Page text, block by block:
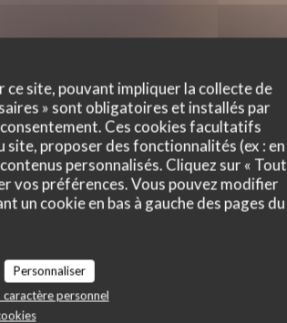
site, pouvant impliquer la collecte de
» sont obligatoires et installés par
Ces cookies facultatifs
proposer des fonctionnalités (ex : en
personnalisés. Cliquez sur « Tout
vos préférences. Vous pouvez modifier
un cookie en bas à gauche des pages du
Personnaliser
personnel